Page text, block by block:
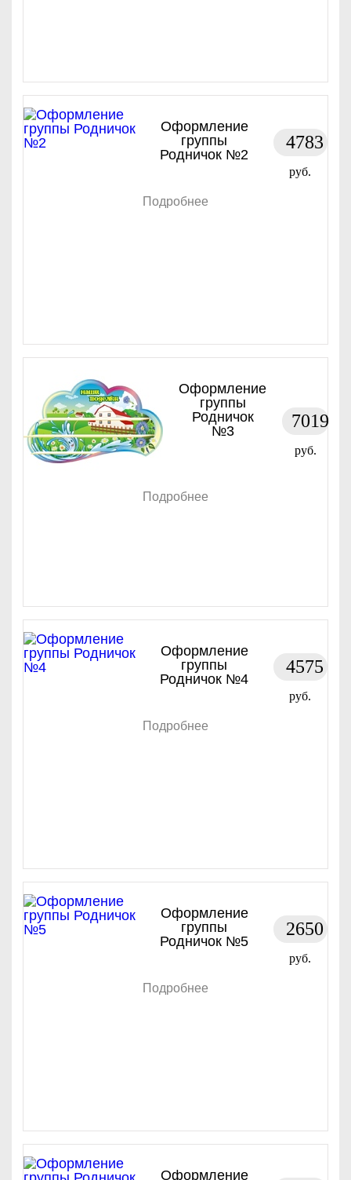
Оформление
группы
Родничок №2
4783
руб.
Подробнее
Оформление
группы
Родничок
№3
7019
руб.
Подробнее
Оформление
группы
Родничок №4
4575
руб.
Подробнее
Оформление
группы
Родничок №5
2650
руб.
Подробнее
Оформление